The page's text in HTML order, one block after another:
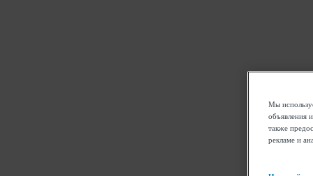
Мы
объявления
также
рекламе и